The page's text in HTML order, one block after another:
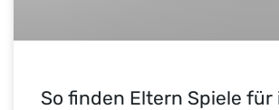
So finden Eltern Spiele für